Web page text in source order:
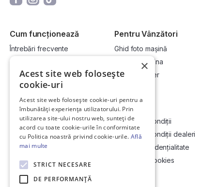
Cum funcționează
Întrebări frecvente
Cum vând la licitație?
Pentru Vânzători
Ghid foto mașină
Vinde-ți mașina
Devino dealer
Link-uri utile
Informații utile vizionare
Contact
Soluționarea Online a litigiilor
ANCP
Compania
Termeni și condiții
Termeni și condiții dealeri
Politică confidențialitate
Politica de cookies
×
Acest site web folosește
cookie-uri
Acest site web folosește cookie-uri pentru a
îmbunătăți experiența utilizatorului. Prin
utilizarea site-ului nostru web, sunteți de
acord cu toate cookie-urile în conformitate
cu Politica noastră privind cookie-urile. Află
mai multe
STRICT NECESARE
DE PERFORMANȚĂ